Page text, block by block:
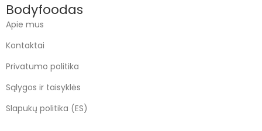
Bodyfoodas
Apie mus
Kontaktai
Privatumo politika
Sąlygos ir taisyklės
Slapukų politika (ES)